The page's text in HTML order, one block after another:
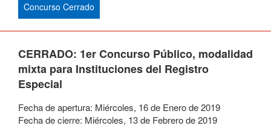
Concurso Cerrado
CERRADO: 1er Concurso Público, modalidad
mixta para Instituciones del Registro
Especial
Fecha de apertura: Miércoles, 16de Enerode2019
Fecha de cierre: Miércoles, 13de Febrerode2019